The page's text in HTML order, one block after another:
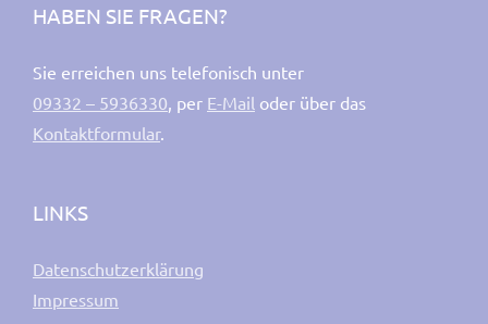
HABEN SIE FRAGEN?
Sie erreichen uns telefonisch unter
09332 – 5936330 , per E-Mail oder über das
Kontaktformular.
LINKS
Datenschutzerklärung
Impressum